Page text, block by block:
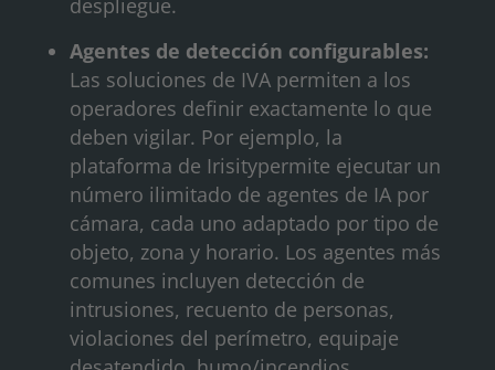
despliegue.
Agentes de detección configurables:
Las soluciones de IVA permiten a los
operadores definir exactamente lo que
deben vigilar. Por ejemplo, la
plataforma de Irisitypermite ejecutar un
número ilimitado de agentes de IA por
cámara, cada uno adaptado por tipo de
objeto, zona y horario. Los agentes más
comunes incluyen detección de
intrusiones, recuento de personas,
violaciones del perímetro, equipaje